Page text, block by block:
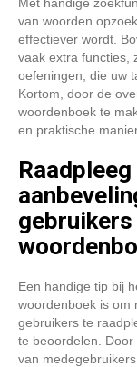
van woorden
effectiever wordt.
vaak extra functies,
oefeningen, die uw
Kortom, door de
woordenboek te
en praktische
Een handige tip bij
woordenboek is om
gebruikers te
te beoordelen.
van